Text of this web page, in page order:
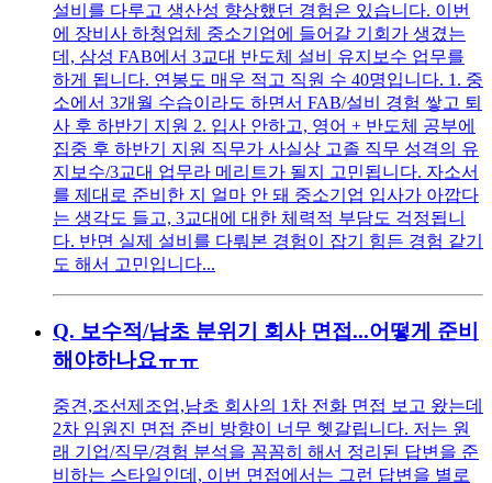
설비를 다루고 생산성 향상했던 경험은 있습니다. 이번
에 장비사 하청업체 중소기업에 들어갈 기회가 생겼는
데, 삼성 FAB에서 3교대 반도체 설비 유지보수 업무를
하게 됩니다. 연봉도 매우 적고 직원 수 40명입니다. 1. 중
소에서 3개월 수습이라도 하면서 FAB/설비 경험 쌓고 퇴
사 후 하반기 지원 2. 입사 안하고, 영어 + 반도체 공부에
집중 후 하반기 지원 직무가 사실상 고졸 직무 성격의 유
지보수/3교대 업무라 메리트가 될지 고민됩니다. 자소서
를 제대로 준비한 지 얼마 안 돼 중소기업 입사가 아깝다
는 생각도 들고, 3교대에 대한 체력적 부담도 걱정됩니
다. 반면 실제 설비를 다뤄본 경험이 잡기 힘든 경험 같기
도 해서 고민입니다...
Q. 보수적/남초 분위기 회사 면접...어떻게 준비
해야하나요ㅠㅠ
중견,조선제조업,남초 회사의 1차 전화 면접 보고 왔는데
2차 임원진 면접 준비 방향이 너무 헷갈립니다. 저는 원
래 기업/직무/경험 분석을 꼼꼼히 해서 정리된 답변을 준
비하는 스타일인데, 이번 면접에서는 그런 답변을 별로